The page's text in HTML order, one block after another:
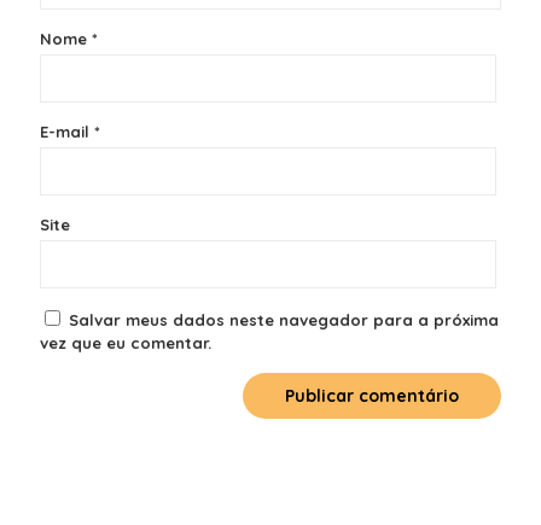
Nome *
E-mail *
Site
Salvar meus dados neste navegador para a próxima
vez que eu comentar.